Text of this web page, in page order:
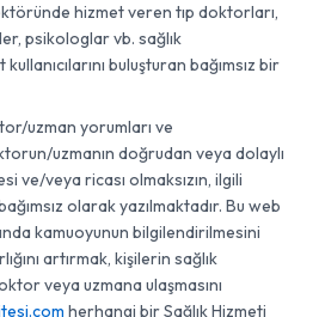
hizmet veren tıp doktorları,
psikologlar vb. sağlık
buluşturan bağımsız bir
uzman yorumları ve
uzmanın doğrudan veya dolaylı
ve/veya ricası olmaksızın, ilgili
olarak yazılmaktadır. Bu web
kamuoyunun bilgilendirilmesini
artırmak, kişilerin sağlık
veya uzmana ulaşmasını
herhangi bir Sağlık Hizmeti